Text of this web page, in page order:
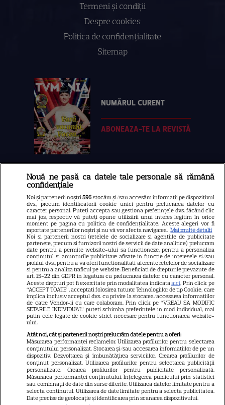
Termeni și condiții
Despre cookies
Politica de confidenţialitate
Sitemap
NUMĂRUL CURENT
ABONEAZA-TE LA REVISTĂ
Libertatea
Libertatea pentru femei
GSP
Știri mondene
Avantaje
Elle
Unica
Retete practice
URMĂREȘTE-NE PE
Copyright2026Ringier Romania – Toate Drepturile rezervate
Nouă ne pasă ca datele tale personale să rămână
confidențiale
Noi și partenerii noștri596 stocăm și/sau accesăm informații pe dispozitivul
dvs., precum identificatorii cookie unici pentru prelucrarea datelor cu
caracter personal. Puteți accepta sau gestiona preferințele dvs. făcând clic
mai jos, respectiv vă puteți opune utilizării unui interes legitim în orice
moment pe pagina cu politica de confidențialitate. Aceste alegeri vor fi
raportate partenerilor noștri și nu vă vor afecta navigarea. Mai multe detalii
Noi si partenerii nostri (retelele de socializare si agentiile de publicitate
partenere, precum si furnizorii nostri de servicii de date analitice) prelucram
date pentru a permite website-ului sa functioneze, pentru a personaliza
continutul si anunturile publicitare afisate in functie de interesele si/sau
profilul dvs., pentru a va oferi functionalitati aferente retelelor de socializare
si pentru a analiza traficul pe website. Beneficiati de drepturile prevazute de
art. 15-22 din GDPR in legatura cu prelucrarea datelor cu caracter personal.
Aceste drepturi pot fi exercitate prin modalitatea indicataaici. Prin click pe
“ACCEPT TOATE”, acceptati folosirea tuturor Tehnologiilor de tip Cookie, care
implica inclusiv acceptul dvs. cu privire la stocarea/accesarea informatiilor
de catre Vendor-ii cu care colaboram. Prin click pe “VREAU SA MODIFIC
SETARILE INDIVIDUAL” puteti schimba preferintele in mod individual, mai
putin cele legate de cookie strict necesare pentru functionarea website-
ului.
Atât noi, cât și partenerii noștri prelucrăm datele pentru a oferi:
Măsurarea performanței reclamelor. Utilizarea profilurilor pentru selectarea
conținutului personalizat. Stocarea și/sau accesarea informațiilor de pe un
dispozitiv. Dezvoltarea și îmbunătățirea serviciilor. Crearea profilurilor de
conținut personalizat. Utilizarea profilurilor pentru selectarea publicității
personalizate. Crearea profilurilor pentru publicitate personalizată.
Măsurarea performanței conținutului. Înțelegerea publicului prin statistici
sau combinații de date din surse diferite. Utilizarea datelor limitate pentru a
selecta conținutul. Utilizarea de date limitate pentru a selecta publicitatea.
Date precise de geolocație și identificarea prin scanarea dispozitivului.